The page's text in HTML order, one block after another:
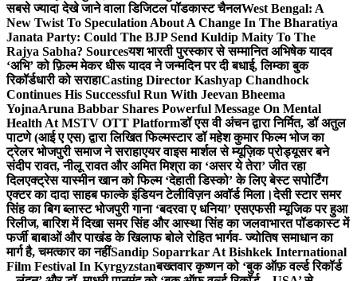
सबसे ज्यादा देखे जाने वाला डिजिटल पॉडकास्ट चैनलWest Bengal: A
New Twist To Speculation About A Change In The Bharatiya
Janata Party: Could The BJP Send Kuldip Maity To The
Rajya Sabha? Sourcesयश भारती पुरस्कार से सम्मानित अभिषेक यादव
‘अभि’ को फ़िल्म मेकर धीरू यादव ने जन्मदिन पर दी बधाई, लिम्का बुक
रिकॉर्डधारी को सराहाCasting Director Kashyap Chandhock
Continues His Successful Run With Jeevan Bheema
YojnaAruna Babbar Shares Powerful Message On Mental
Health At MSTV OTT Platformडॉ एस वी अंचन द्वारा निर्मित, डॉ अतुल
पाटणे (आई ए एस) द्वारा लिखित फिल्मस्टार डॉ महेश कुमार फिल्म भोज का
ट्रेलर भोजपुरी समाज ने सराहाएयर वाइस मार्शल से म्यूज़िक प्रोड्यूसर बने
संदीप रावत, नीलू रावत और अमित मिश्रा का ‘असर ये तेरा’ जीत रहा
दिलएक्ट्रेस यास्मीन खान को फिल्म ‘देहाती डिस्को’ के लिए बेस्ट सपोर्टिंग
एक्टर का दादा साहब फाल्के इंडियन टेलीविज़न अवॉर्ड मिला।देसी स्टार समर
सिंह का बिग ब्लास्ट भोजपुरी गाना ‘बदरवा ए धनिया’ एसएफसी म्यूजिक पर हुआ
रिलीज, बारिश में दिखा समर सिंह और आस्था सिंह का जलवाभारत पॉडकास्ट में
फर्जी बाबाओं और पाखंड के खिलाफ बोले रोहित भार्गव- ज्योतिष समाधान का
मार्ग है, चमत्कार का नहींSandip Soparrkar At Bishkek International
Film Festival In Kyrgyzstanबख्तवार कृष्णन को ‘बुक ऑफ़ वर्ल्ड रिकॉर्ड